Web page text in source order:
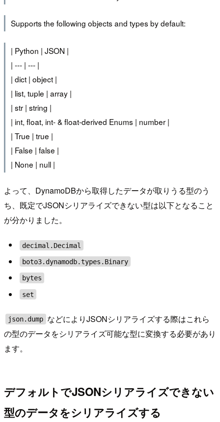
Supports the following objects and types by default:
| Python | JSON |
| --- | --- |
| dict | object |
| list, tuple | array |
| str | string |
| int, float, int- & float-derived Enums | number |
| True | true |
| False | false |
| None | null |
よって、DynamoDBから取得したデータが取りうる型のう
ち、既定でJSONシリアライズできない型は以下となること
が分かりました。
decimal.Decimal
boto3.dynamodb.types.Binary
bytes
set
json.dump などによりJSONシリアライズする際はこれら
の型のデータをシリアライズ可能な型に変換する必要があり
ます。
デフォルトでJSONシリアライズできない
型のデータをシリアライズする